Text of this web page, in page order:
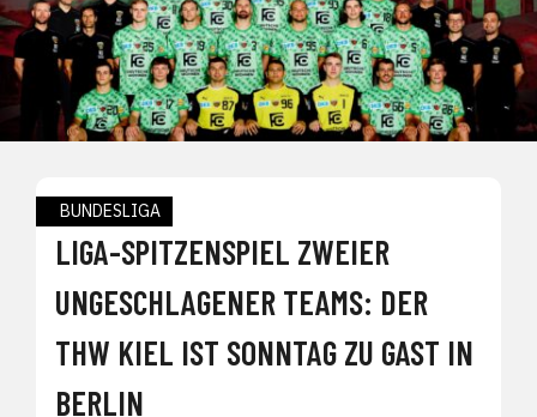
BUNDESLIGA
LIGA-SPITZENSPIEL ZWEIER
UNGESCHLAGENER TEAMS: DER
THW KIEL IST SONNTAG ZU GAST IN
BERLIN